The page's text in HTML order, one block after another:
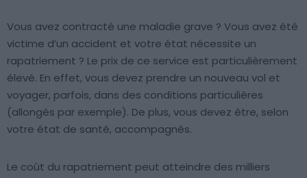
Vous avez contracté une maladie grave ? Vous avez été
victime d’un accident et votre état nécessite un
rapatriement ? Le prix de ce service est particulièrement
élevé. En effet, vous devez prendre un nouveau vol et
voyager, parfois, dans des conditions particulières
(allongés par exemple). De plus, vous devez être, selon
votre état de santé, accompagnés.
Le coût du rapatriement peut atteindre des milliers